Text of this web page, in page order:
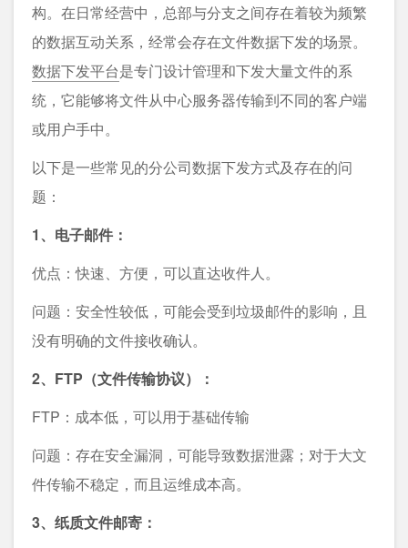
构。在日常经营中，总部与分支之间存在着较为频繁
的数据互动关系，经常会存在文件数据下发的场景。
数据下发平台是专门设计管理和下发大量文件的系
统，它能够将文件从中心服务器传输到不同的客户端
或用户手中。
以下是一些常见的分公司数据下发方式及存在的问
题：
1、电子邮件：
优点：快速、方便，可以直达收件人。
问题：安全性较低，可能会受到垃圾邮件的影响，且
没有明确的文件接收确认。
2、FTP（文件传输协议）：
FTP：成本低，可以用于基础传输
问题：存在安全漏洞，可能导致数据泄露；对于大文
件传输不稳定，而且运维成本高。
3、纸质文件邮寄：